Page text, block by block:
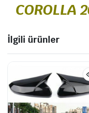
COROLLA
İlgili ürünler